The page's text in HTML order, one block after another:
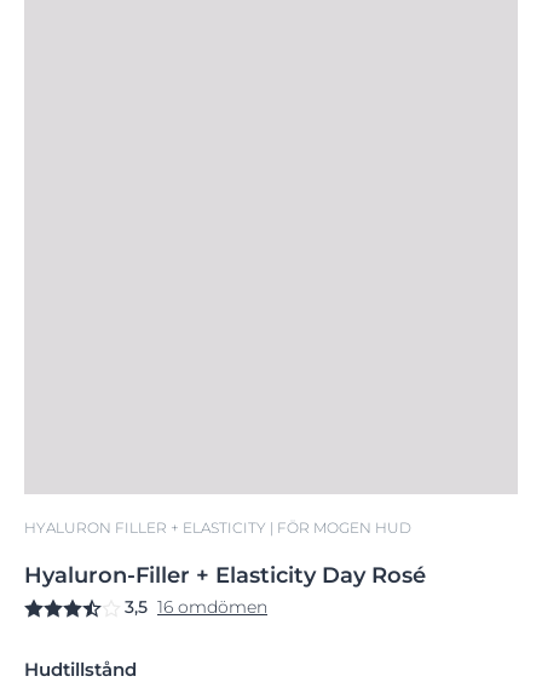
HYALURON FILLER + ELASTICITY | FÖR MOGEN HUD
Hyaluron-Filler + Elasticity Day Rosé
3,5 16 omdömen
Hudtillstånd